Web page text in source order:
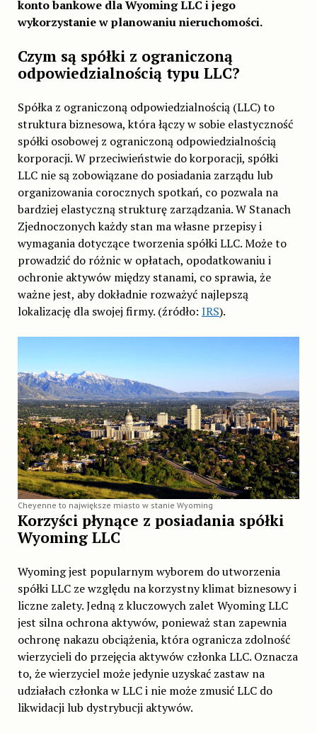
konto bankowe dla Wyoming LLC i jego
wykorzystanie w planowaniu nieruchomości.
Czym są spółki z ograniczoną
odpowiedzialnością typu LLC?
Spółka z ograniczoną odpowiedzialnością (LLC) to
struktura biznesowa, która łączy w sobie elastyczność
spółki osobowej z ograniczoną odpowiedzialnością
korporacji. W przeciwieństwie do korporacji, spółki
LLC nie są zobowiązane do posiadania zarządu lub
organizowania corocznych spotkań, co pozwala na
bardziej elastyczną strukturę zarządzania. W Stanach
Zjednoczonych każdy stan ma własne przepisy i
wymagania dotyczące tworzenia spółki LLC. Może to
prowadzić do różnic w opłatach, opodatkowaniu i
ochronie aktywów między stanami, co sprawia, że
ważne jest, aby dokładnie rozważyć najlepszą
lokalizację dla swojej firmy. (źródło: IRS).
Cheyenne to największe miasto w stanie Wyoming
Korzyści płynące z posiadania spółki
Wyoming LLC
Wyoming jest popularnym wyborem do utworzenia
spółki LLC ze względu na korzystny klimat biznesowy i
liczne zalety. Jedną z kluczowych zalet Wyoming LLC
jest silna ochrona aktywów, ponieważ stan zapewnia
ochronę nakazu obciążenia, która ogranicza zdolność
wierzycieli do przejęcia aktywów członka LLC. Oznacza
to, że wierzyciel może jedynie uzyskać zastaw na
udziałach członka w LLC i nie może zmusić LLC do
likwidacji lub dystrybucji aktywów.